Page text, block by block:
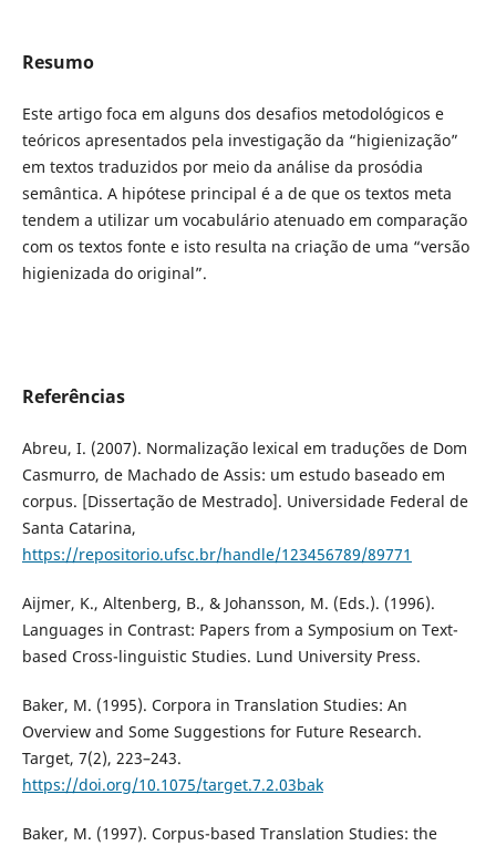
Resumo
Este artigo foca em alguns dos desafios metodológicos e
teóricos apresentados pela investigação da “higienização”
em textos traduzidos por meio da análise da prosódia
semântica. A hipótese principal é a de que os textos meta
tendem a utilizar um vocabulário atenuado em comparação
com os textos fonte e isto resulta na criação de uma “versão
higienizada do original”.
Referências
Abreu, I. (2007). Normalização lexical em traduções de Dom
Casmurro, de Machado de Assis: um estudo baseado em
corpus. [Dissertação de Mestrado]. Universidade Federal de
Santa Catarina,
https://repositorio.ufsc.br/handle/123456789/89771
Aijmer, K., Altenberg, B., & Johansson, M. (Eds.). (1996).
Languages in Contrast: Papers from a Symposium on Text-
based Cross-linguistic Studies. Lund University Press.
Baker, M. (1995). Corpora in Translation Studies: An
Overview and Some Suggestions for Future Research.
Target, 7(2), 223–243.
https://doi.org/10.1075/target.7.2.03bak
Baker, M. (1997). Corpus-based Translation Studies: the